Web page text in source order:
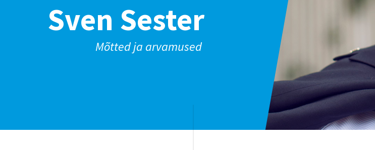
Sven Sester
Mõtted ja arvamused